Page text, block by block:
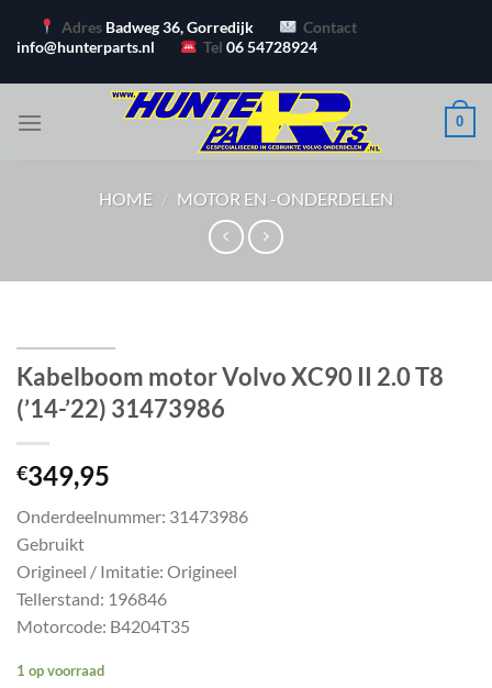
naar
Adres Badweg 36, Gorredijk
Contact
info@hunterparts.nl
Tel06 54728924
0
HOME / MOTOR EN -ONDERDELEN
Kabelboom motor Volvo XC90 II 2.0 T8
(’14-’22) 31473986
€349,95
Onderdeelnummer: 31473986
Gebruikt
Origineel / Imitatie: Origineel
Tellerstand: 196846
Motorcode: B4204T35
1 op voorraad